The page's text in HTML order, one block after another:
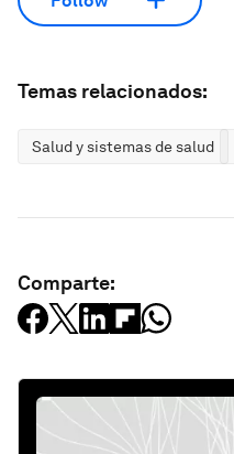
Temas relacionados:
Salud y sistemas de salud
Comparte: